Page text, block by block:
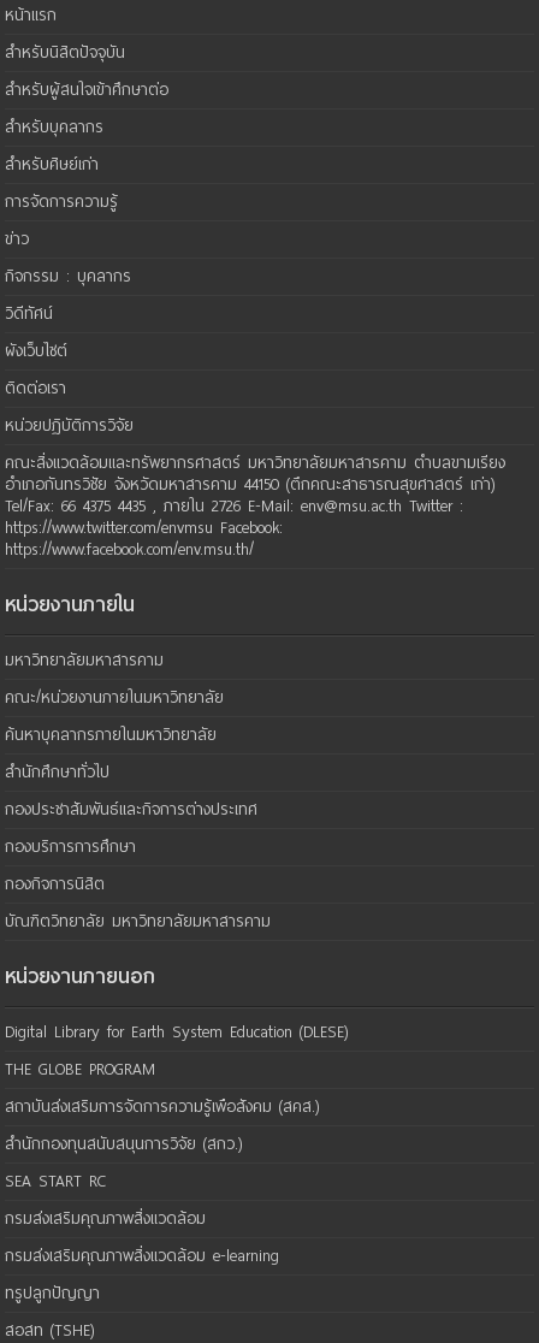
หน้าแรก
สำหรับนิสิตปัจจุบัน
สำหรับผู้สนใจเข้าศึกษาต่อ
สำหรับบุคลากร
สำหรับศิษย์เก่า
การจัดการความรู้
ข่าว
กิจกรรม : บุคลากร
วิดีทัศน์
ผังเว็บไซต์
ติดต่อเรา
หน่วยปฏิบัติการวิจัย
คณะสิ่งแวดล้อมและทรัพยากรศาสตร์ มหาวิทยาลัยมหาสารคาม ตำบลขามเรียง
อำเภอกันทรวิชัย จังหวัดมหาสารคาม 44150 (ตึกคณะสาธารณสุขศาสตร์ เก่า)
Tel/Fax: 66 4375 4435 , ภายใน 2726 E-Mail: env@msu.ac.th Twitter :
https://www.twitter.com/envmsu Facebook:
https://www.facebook.com/env.msu.th/
หน่วยงานภายใน
มหาวิทยาลัยมหาสารคาม
คณะ/หน่วยงานภายในมหาวิทยาลัย
ค้นหาบุคลากรภายในมหาวิทยาลัย
สำนักศึกษาทั่วไป
กองประชาสัมพันธ์และกิจการต่างประเทศ
กองบริการการศึกษา
กองกิจการนิสิต
บัณฑิตวิทยาลัย มหาวิทยาลัยมหาสารคาม
หน่วยงานภายนอก
Digital Library for Earth System Education (DLESE)
THE GLOBE PROGRAM
สถาบันส่งเสริมการจัดการความรู้เพือสังคม (สคส.)
สำนักกองทุนสนับสนุนการวิจัย (สกว.)
SEA START RC
กรมส่งเสริมคุณภาพสิ่งแวดล้อม
กรมส่งเสริมคุณภาพสิ่งแวดล้อม e-learning
ทรูปลูกปัญญา
สอสท (TSHE)